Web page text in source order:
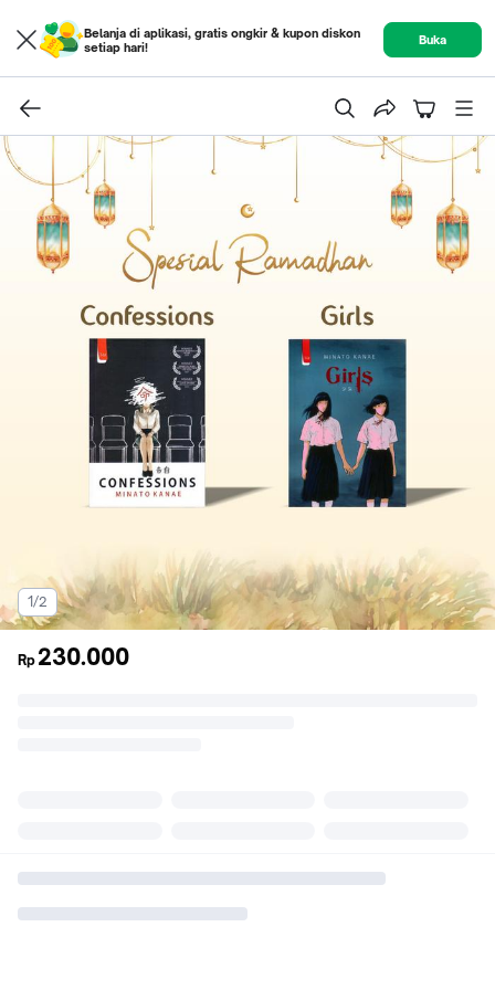
Belanja di aplikasi, gratis ongkir & kupon diskon
setiap hari!
Buka
1/2
Rp 230.000